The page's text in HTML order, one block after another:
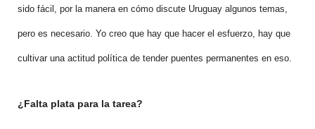
sido fácil, por la manera en cómo discute Uruguay algunos temas,
pero es necesario. Yo creo que hay que hacer el esfuerzo, hay que
cultivar una actitud política de tender puentes permanentes en eso.
¿Falta plata para la tarea?